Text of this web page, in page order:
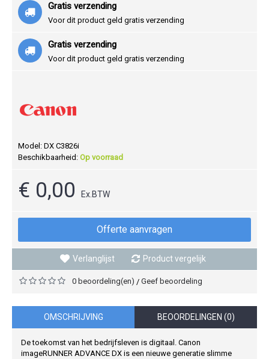
Gratis verzending
Voor dit product geld gratis verzending
Gratis verzending
Voor dit product geld gratis verzending
Model: DX C3826i
Beschikbaarheid: Op voorraad
€ 0,00 Ex.BTW
Offerte aanvragen
Verlanglijst Product vergelijk
0 beoordeling(en) / Geef beoordeling
OMSCHRIJVING BEOORDELINGEN (0)
De toekomst van het bedrijfsleven is digitaal. Canon
imageRUNNER ADVANCE DX is een nieuwe generatie slimme